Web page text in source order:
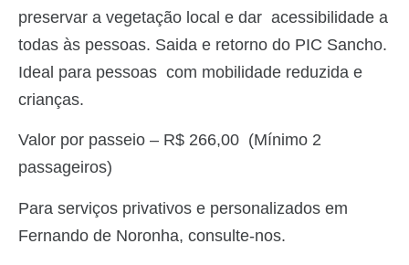
preservar a vegetação local e dar acessibilidade a
todas às pessoas. Saida e retorno do PIC Sancho.
Ideal para pessoas com mobilidade reduzida e
crianças.
Valor por passeio – R$ 266,00 (Mínimo 2
passageiros)
Para serviços privativos e personalizados em
Fernando de Noronha, consulte-nos.